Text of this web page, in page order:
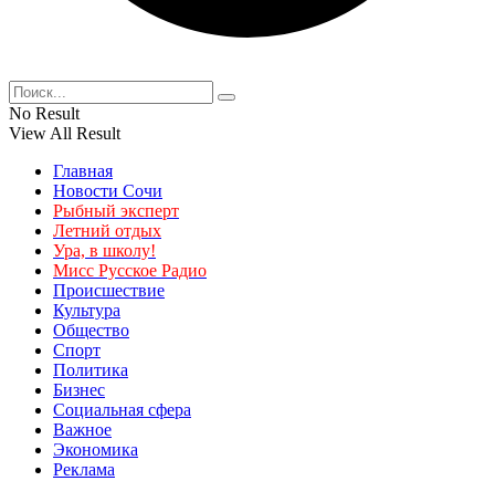
No Result
View All Result
Главная
Новости Сочи
Рыбный эксперт
Летний отдых
Ура, в школу!
Мисс Русское Радио
Происшествие
Культура
Общество
Спорт
Политика
Бизнес
Социальная сфера
Важное
Экономика
Реклама